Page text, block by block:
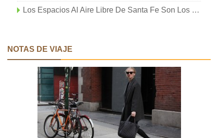
Los Espacios Al Aire Libre De Santa Fe Son Los Lugares Para Estar Este Verano
NOTAS DE VIAJE